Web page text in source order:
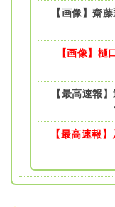
【画像】齋
【画像】
【最高速報
【最高速報